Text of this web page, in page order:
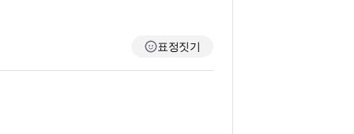
표정짓기